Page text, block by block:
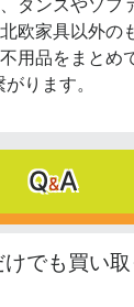
タンスやソフ
欧家具以外の
用品をまとめ
ります。
Q&A
でも買い